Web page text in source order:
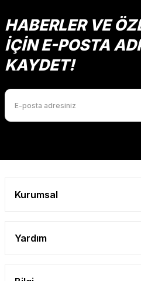
HABERLER VE
İÇİN E-POSTA
KAYDET!
Kurumsal
Yardım